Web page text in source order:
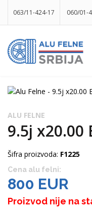
063/11-424-17 060/01-
info@gumesrbija.rs
ALU FELNE
9.5j x20.00
Šifra proizvoda: F1225
Cena alu felni:
800 EUR
Proizvod nije na